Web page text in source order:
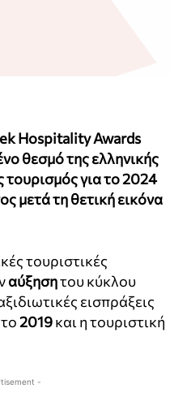
Hospitality Awards
θεσμό της ελληνικής
τουρισμός για το 2024
μετά τη θετική εικόνα
τουριστικές
αύξησητου κύκλου
εισπράξεις
2019και η τουριστική
-